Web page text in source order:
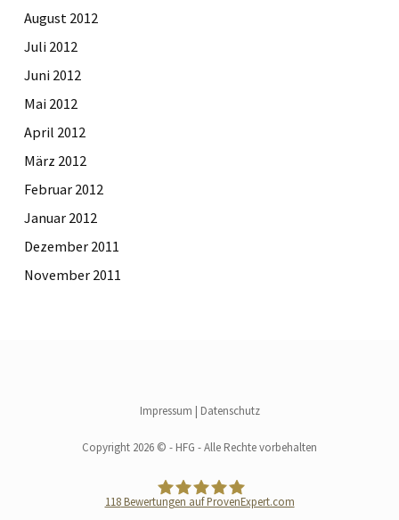
August 2012
Juli 2012
Juni 2012
Mai 2012
April 2012
März 2012
Februar 2012
Januar 2012
Dezember 2011
November 2011
Impressum | Datenschutz
Copyright 2026 © - HFG - Alle Rechte vorbehalten
118Bewertungen auf ProvenExpert.com